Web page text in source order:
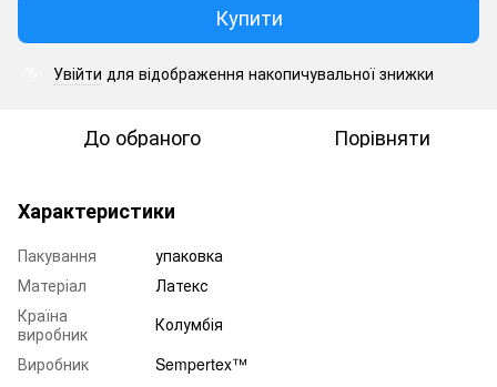
Купити
Увійти для відображення накопичувальної знижки
До обраного Порівняти
Характеристики
Пакування
упаковка
Матеріал
Латекс
Країна
виробник
Колумбія
Виробник
Sempertex™